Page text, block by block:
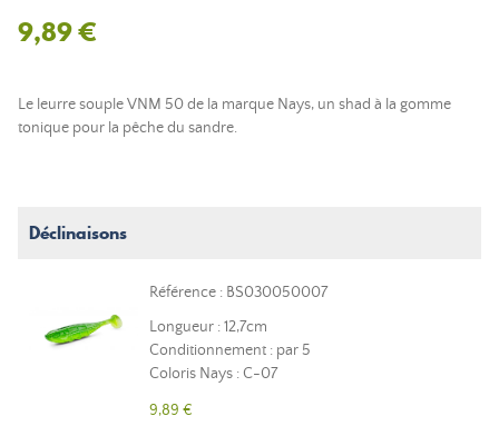
9,89 €
Le leurre souple VNM 50 de la marque Nays, un shad à la gomme
tonique pour la pêche du sandre.
Déclinaisons
Référence : BS030050007
Longueur : 12,7cm
Conditionnement : par 5
Coloris Nays : C-07
9,89 €